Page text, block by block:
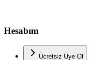
Hesabım
Ücretsiz Üye Ol